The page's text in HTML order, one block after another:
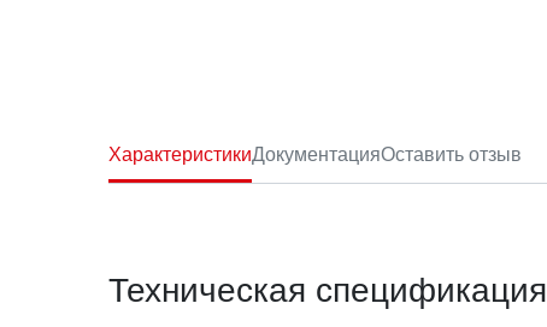
ХарактеристикиДокументацияОставить отзыв
Техническая спецификация